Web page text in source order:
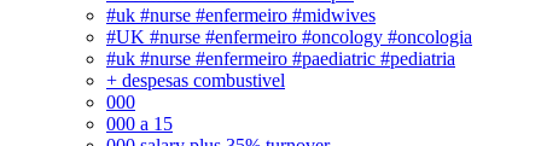
#uk #nurse #enfermeiro #midwives
#UK #nurse #enfermeiro #oncology #oncologia
#uk #nurse #enfermeiro #paediatric #pediatria
+ despesas combustivel
000
000 a 15